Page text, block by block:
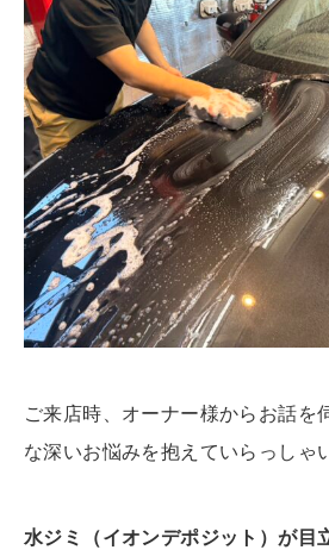
ご来店時、オーナー様からお話を
な深いお悩みを抱えていらっしゃ
水ジミ（イオンデポジット）が目